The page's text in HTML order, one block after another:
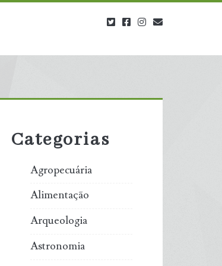
twitterfacebookinstagram
Sidebar
Categorias
Agropecuária
Alimentação
Arqueologia
Astronomia